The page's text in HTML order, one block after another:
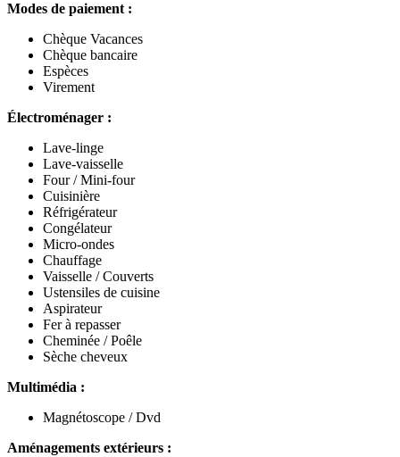
Modes de paiement :
Chèque Vacances
Chèque bancaire
Espèces
Virement
Électroménager :
Lave-linge
Lave-vaisselle
Four / Mini-four
Cuisinière
Réfrigérateur
Congélateur
Micro-ondes
Chauffage
Vaisselle / Couverts
Ustensiles de cuisine
Aspirateur
Fer à repasser
Cheminée / Poêle
Sèche cheveux
Multimédia :
Magnétoscope / Dvd
Aménagements extérieurs :